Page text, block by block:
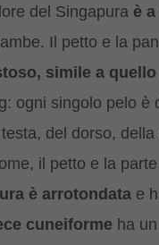
del Singapura è
Il petto e la
simile a
ogni singolo pelo
del dorso,
il petto e la
è arrotondata e
cuneiforme ha